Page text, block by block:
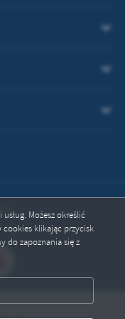
Możesz określić
klikając przycisk
do zapoznania się z